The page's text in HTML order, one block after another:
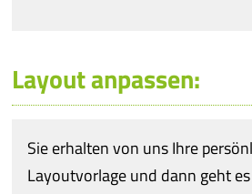
Layout anpassen:
Sie erhalten von uns Ihre
Layoutvorlage und dann geht